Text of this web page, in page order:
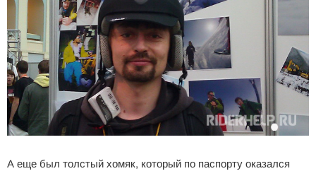
А еще был толстый хомяк, который по паспорту оказался